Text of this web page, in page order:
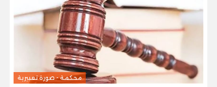
محكمة - صورة تعبيرية